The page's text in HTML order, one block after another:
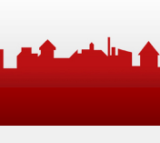
springen